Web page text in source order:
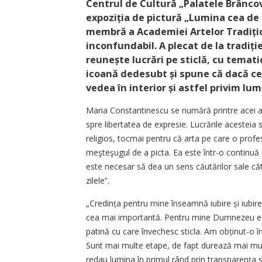
Centrul de Cultură „Palatele
expoziția de pictură „Lumina cea
membră a Academiei Artelor
inconfundabil. A plecat de la
reunește lucrări pe sticlă, cu
icoană dedesubt și spune că dacă
vedea în interior și astfel privim
Maria Constantinescu se numără printre acei
spre libertatea de expresie. Lucrările
religios, tocmai pentru că arta pe care o
meşteşugul de a picta. Ea este într-o
este necesar să dea un sens căutărilor sale
zilele”.
„Credința pentru mine înseamnă iubire și
cea mai importantă. Pentru mine Dumnezeu
patină cu care învechesc sticla. Am obținut-o
Sunt mai multe etape, de fapt durează mai
redau lumina în primul rând prin